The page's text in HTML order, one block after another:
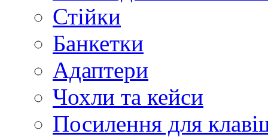
Стійки
Банкетки
Адаптери
Чохли та кейси
Посилення для